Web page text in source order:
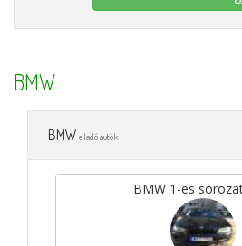
BMW
BMW eladó autók
BMW 1-es